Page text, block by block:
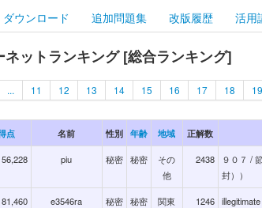
ダウンロード 追加問題集 改版履歴 活用
ネットランキング [総合ランキング]
... 11 12 13 14 15 16 17 18 19
点 名前 性別 年齢 地域 正解数
piu 秘密 秘密
その
他
2438
９０７ /
封））
81,460 e3546ra 秘密 秘密 関東 1246